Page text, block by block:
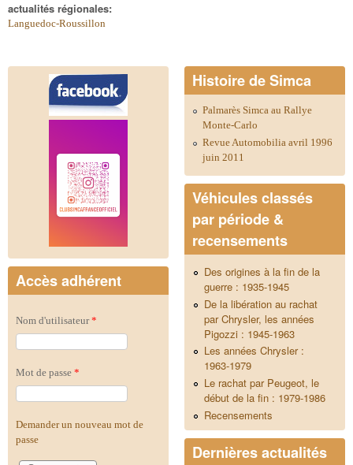
actualités régionales:
Languedoc-Roussillon
Accès adhérent
Nom d'utilisateur*
Mot de passe *
Demander un nouveau mot de
passe
Histoire de Simca
Palmarès Simca au Rallye
Monte-Carlo
Revue Automobilia avril 1996
juin 2011
Véhicules classés
par période &
recensements
Des origines à la fin de la
guerre : 1935-1945
De la libération au rachat
par Chrysler, les années
Pigozzi : 1945-1963
Les années Chrysler :
1963-1979
Le rachat par Peugeot, le
début de la fin : 1979-1986
Recensements
Dernières actualités